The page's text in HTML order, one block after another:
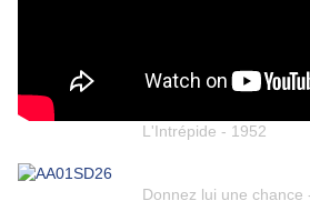
L'Intrépide - 1952
Donnez lui une chance